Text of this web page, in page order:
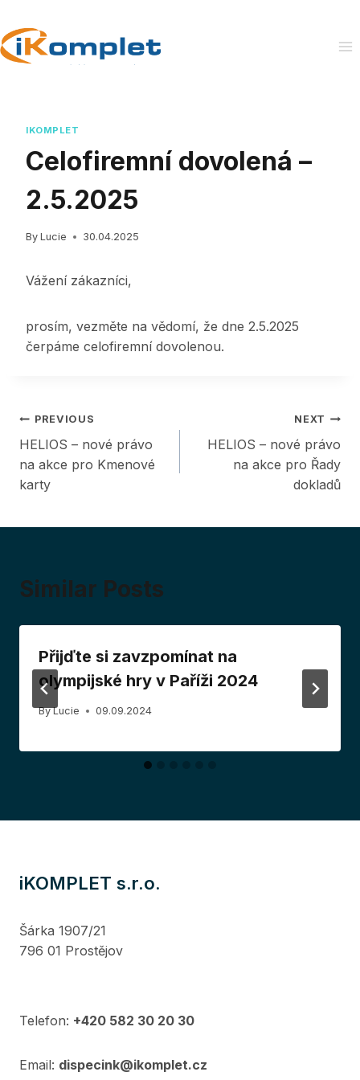
to
content
IKOMPLET
Celofiremní dovolená –
2.5.2025
By Lucie 30.04.2025
Vážení zákazníci,
prosím, vezměte na vědomí, že dne 2.5.2025
čerpáme celofiremní dovolenou.
Post
navigation
PREVIOUS
HELIOS – nové právo
na akce pro Kmenové
karty
NEXT
HELIOS – nové právo
na akce pro Řady
dokladů
Similar Posts
Přijďte si zavzpomínat na
olympijské hry v Paříži 2024
By Lucie 09.09.2024
iKOMPLET s.r.o.
Šárka 1907/21
796 01 Prostějov
Telefon: +420 582 30 20 30
Email: dispecink@ikomplet.cz